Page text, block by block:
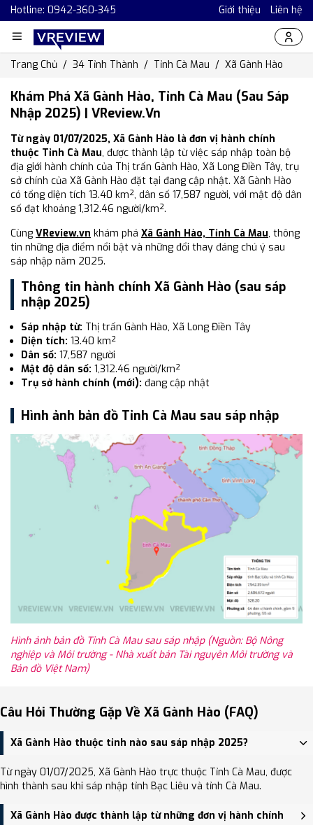
Hotline: 0942-360-345 Giới thiệu Liên hệ
Trang Chủ 34 Tỉnh Thành Tỉnh Cà Mau Xã Gành Hào
Khám Phá Xã Gành Hào, Tỉnh Cà Mau (Sau Sáp
Nhập 2025) | VReview.vn
Từ ngày 01/07/2025, Xã Gành Hào là đơn vị hành chính
thuộc Tỉnh Cà Mau, được thành lập từ việc sáp nhập toàn bộ
địa giới hành chính của Thị trấn Gành Hào, Xã Long Điền Tây, trụ
sở chính của Xã Gành Hào đặt tại đang cập nhật. Xã Gành Hào
có tổng diện tích 13.40 km², dân số 17,587 người, với mật độ dân
số đạt khoảng 1,312.46 người/km².
Cùng VReview.vn khám phá Xã Gành Hào, Tỉnh Cà Mau, thông
tin những địa điểm nổi bật và những đổi thay đáng chú ý sau
sáp nhập năm 2025.
Thông tin hành chính Xã Gành Hào (sau sáp
nhập 2025)
Sáp nhập từ: Thị trấn Gành Hào, Xã Long Điền Tây
Diện tích: 13.40 km²
Dân số: 17,587 người
Mật độ dân số: 1,312.46 người/km²
Trụ sở hành chính (mới): đang cập nhật
Hình ảnh bản đồ Tỉnh Cà Mau sau sáp nhập
Hình ảnh bản đồ Tỉnh Cà Mau sau sáp nhập (Nguồn: Bộ Nông
nghiệp và Môi trường - Nhà xuất bản Tài nguyên Môi trường và
Bản đồ Việt Nam)
Câu Hỏi Thường Gặp Về Xã Gành Hào (FAQ)
Xã Gành Hào thuộc tỉnh nào sau sáp nhập 2025?
Từ ngày 01/07/2025, Xã Gành Hào trực thuộc Tỉnh Cà Mau, được
hình thành sau khi sáp nhập tỉnh Bạc Liêu và tỉnh Cà Mau.
Xã Gành Hào được thành lập từ những đơn vị hành chính